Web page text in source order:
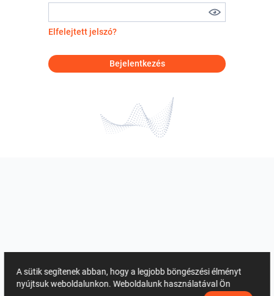
Elfelejtett jelszó?
Bejelentkezés
A sütik segítenek abban, hogy a legjobb böngészési élményt
nyújtsuk weboldalunkon. Weboldalunk használatával Ön